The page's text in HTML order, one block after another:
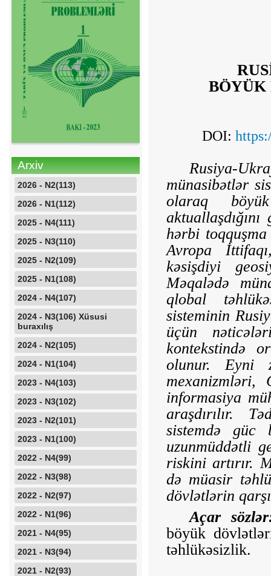
Arxiv
2026 - N2(113)
2026 - N1(112)
2025 - N4(111)
2025 - N3(110)
2025 - N2(109)
2025 - N1(108)
2024 - N4(107)
2024 - N3(106) Xüsusi
buraxılış
2024 - N2(105)
2024 - N1(104)
2023 - N4(103)
2023 - N3(102)
2023 - N2(101)
2023 - N1(100)
2022 - N4(99)
2022 - N3(98)
2022 - N2(97)
2022 - N1(96)
2021 - N4(95)
2021 - N3(94)
2021 - N2(93)
DOI:
Rusiya-
münasibətlər
olaraq
hərbi
Avropa
kəsişdiyi
Məqalə­də
qlobal
sisteminin
üçün
kontekstində
olunur. Eyni
mexanizmləri,
informasiya
araşdırılır.
sistemdə güc
uzunmüddətli
riskini artırır.
də müasir
dövlətlərin
Açar
böyük
təhlükəsizlik.